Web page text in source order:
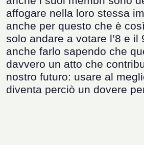
affogare nella loro stessa
anche per questo che è
solo andare a votare l’8 e il
anche farlo sapendo che
davvero un atto che
nostro futuro: usare al
diventa perciò un dovere